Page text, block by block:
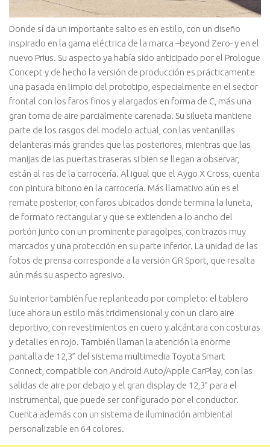
Donde sí da un importante salto es en estilo, con un diseño
inspirado en la gama eléctrica de la marca –beyond Zero- y en el
nuevo Prius. Su aspecto ya había sido anticipado por el Prologue
Concept y de hecho la versión de producción es prácticamente
una pasada en limpio del prototipo, especialmente en el sector
frontal con los faros finos y alargados en forma de C, más una
gran toma de aire parcialmente carenada. Su silueta mantiene
parte de los rasgos del modelo actual, con las ventanillas
delanteras más grandes que las posteriores, mientras que las
manijas de las puertas traseras si bien se llegan a observar,
están al ras de la carrocería. Al igual que el Aygo X Cross, cuenta
con pintura bitono en la carrocería. Más llamativo aún es el
remate posterior, con faros ubicados donde termina la luneta,
de formato rectangular y que se extienden a lo ancho del
portón junto con un prominente paragolpes, con trazos muy
marcados y una protección en su parte inferior. La unidad de las
fotos de prensa corresponde a la versión GR Sport, que resalta
aún más su aspecto agresivo.
Su interior también fue replanteado por completo: el tablero
luce ahora un estilo más tridimensional y con un claro aire
deportivo, con revestimientos en cuero y alcántara con costuras
y detalles en rojo. También llaman la atención la enorme
pantalla de 12,3” del sistema multimedia Toyota Smart
Connect, compatible con Android Auto/Apple CarPlay, con las
salidas de aire por debajo y el gran display de 12,3” para el
instrumental, que puede ser configurado por el conductor.
Cuenta además con un sistema de iluminación ambiental
personalizable en 64 colores.